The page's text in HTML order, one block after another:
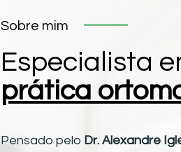
Sobre mim
Especialista
prática
Pensado pelo Dr. Alexandre